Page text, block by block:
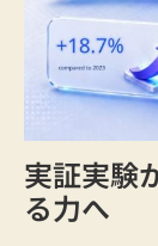
実証実験
る力へ